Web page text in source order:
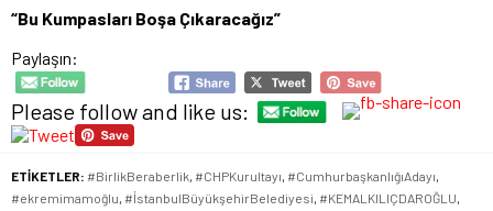
“Bu Kumpasları Boşa Çıkaracağız”
Paylaşın:
Please follow and like us:
ETİKETLER: #BirlikBeraberlik, #CHPKurultayı, #CumhurbaşkanlığıAdayı,
#ekremimamoğlu, #İstanbulBüyükşehirBelediyesi, #KEMALKILIÇDAROĞLU,